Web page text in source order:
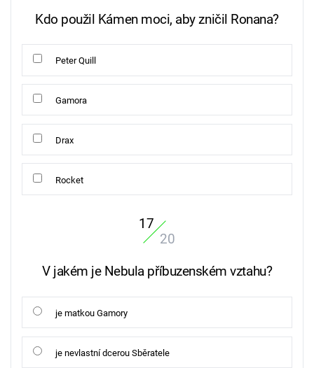
Kdo použil Kámen moci, aby zničil Ronana?
Peter Quill
Gamora
Drax
Rocket
17
20
V jakém je Nebula příbuzenském vztahu?
je matkou Gamory
je nevlastní dcerou Sběratele